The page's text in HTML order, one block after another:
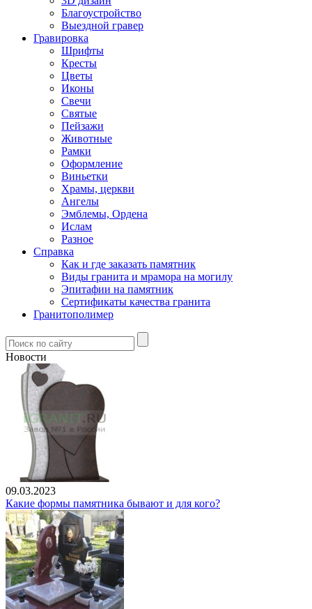
Благоустройство
Выездной гравер
Гравировка
Шрифты
Кресты
Цветы
Иконы
Свечи
Святые
Пейзажи
Животные
Рамки
Оформление
Виньетки
Храмы, церкви
Ангелы
Эмблемы, Ордена
Ислам
Разное
Справка
Как и где заказать памятник
Виды гранита и мрамора на могилу
Эпитафии на памятник
Сертификаты качества гранита
Гранитополимер
Новости
09.03.2023
Какие формы памятника бывают и для кого?